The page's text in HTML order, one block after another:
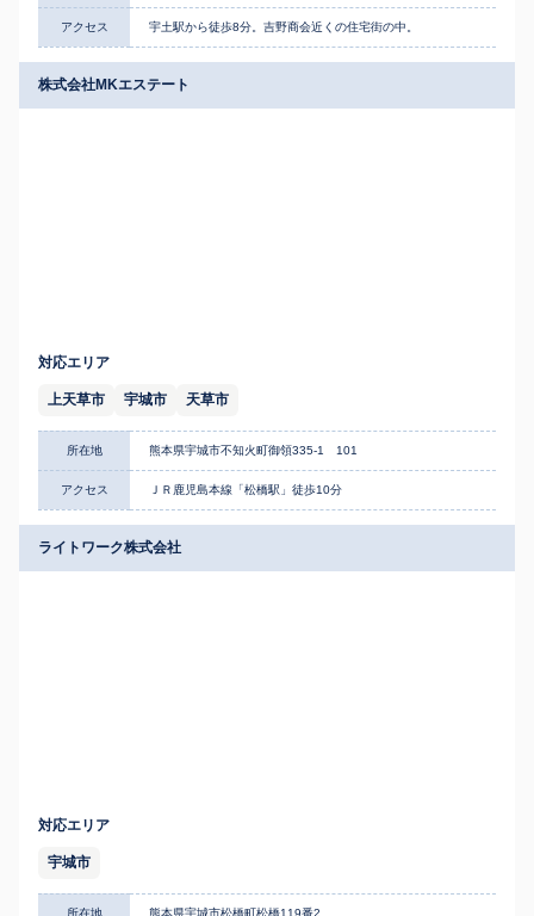
アクセス 宇土駅から徒歩8分。吉野商会近くの住宅街の中。
株式会社MKエステート
対応エリア
上天草市 宇城市 天草市
所在地 熊本県宇城市不知火町御領335-1 101
アクセス ＪＲ鹿児島本線「松橋駅」徒歩10分
ライトワーク株式会社
対応エリア
宇城市
所在地 熊本県宇城市松橋町松橋119番2